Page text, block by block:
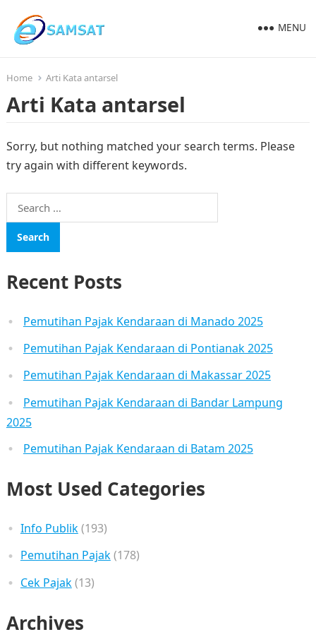
MENU
Home Arti Kata antarsel
Arti Kata antarsel
Sorry, but nothing matched your search terms. Please
try again with different keywords.
Search
for:
Recent Posts
Pemutihan Pajak Kendaraan di Manado 2025
Pemutihan Pajak Kendaraan di Pontianak 2025
Pemutihan Pajak Kendaraan di Makassar 2025
Pemutihan Pajak Kendaraan di Bandar Lampung
2025
Pemutihan Pajak Kendaraan di Batam 2025
Most Used Categories
Info Publik(193)
Pemutihan Pajak(178)
Cek Pajak(13)
Archives